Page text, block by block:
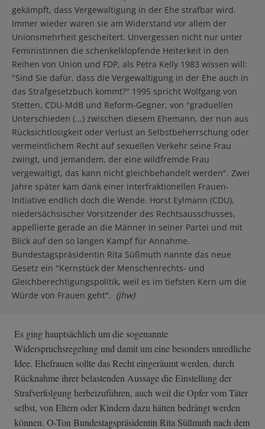
gekämpft, dass Vergewaltigung in der Ehe strafbar wird.
Immer wieder waren sie am Widerstand vor allem der
Unionsmehrheit gescheitert. Unvergessen nicht nur unter
Feministinnen die schenkelklopfende Heiterkeit in den
Reihen von Union und FDP, als Petra Kelly 1983 wissen will:
"Sind Sie dafür, dass die Vergewaltigung in der Ehe auch in
das Strafgesetzbuch kommt?" 1995 spricht Wolfgang von
Stetten, CDU-MdB und Reform-Gegner, von "graduellen
Unterschieden (...) zwischen diesem Ehemann, der nun aus
Rücksichtlosigkeit oder Verlust an Selbstbeherrschung oder
vermeintlichem Recht auf sexuellen Verkehr seine Frau
zwingt, und jemandem, der eine wildfremde Frau
vergewaltigt, das kann nicht gleichbehandelt werden". Zwei
Jahre später kam dank einer interfraktionellen Frauen-
Initiative endlich doch die Wende. Horst Eylmann (CDU),
niedersächsischer Vorsitzender des Rechtsausschusses,
appellierte gerade an die Männer in seiner Partei und mit
Blick auf den so langen Kampf für Annahme.
Bundestagspräsidentin Rita Süßmuth nannte das neue
Gesetz ein "Kernstück der Menschenrechts- und
Gleichberechtigungspolitik, weil es im tiefsten Kern um die
Würde von Frauen geht". (jhw)
Es ging hauptsächlich um die sogenannte
Widerspruchsregelung und damit um eine besonders unredliche
Idee. Ehefrauen sollte das Recht eingeräumt werden, durch
Rücknahme ihrer belastenden Aussage die Einstellung der
Strafverfolgung herbeizuführen, auch weil die Opfer vom Täter
selbst, von Eltern oder Kindern dazu hätten bedrängt werden
können. O-Ton Bundestagspräsidentin Rita Süßmuth nach dem